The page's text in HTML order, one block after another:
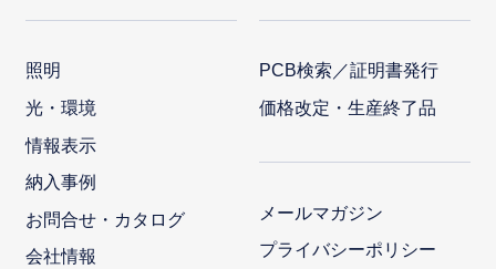
照明
光・環境
情報表示
納入事例
お問合せ・カタログ
会社情報
PCB検索／証明書発行
価格改定・生産終了品
メールマガジン
プライバシーポリシー